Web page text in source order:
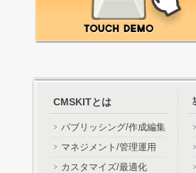
CMSKITとは
パブリッシング/作成編集
マネジメント/管理運用
カスタマイズ/最適化